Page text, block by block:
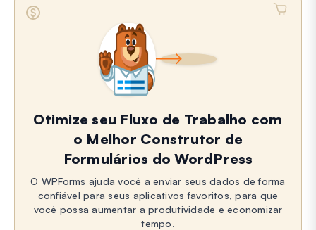
Otimize seu Fluxo de Trabalho com
o Melhor Construtor de
Formulários do WordPress
O WPForms ajuda você a enviar seus dados de forma
confiável para seus aplicativos favoritos, para que
você possa aumentar a produtividade e economizar
tempo.